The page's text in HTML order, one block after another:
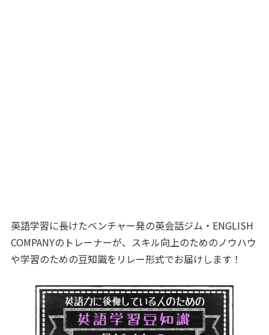
英語学習に長けたベンチャー発の英会話ジム・ENGLISH
COMPANYのトレーナーが、スキル向上のためのノウハウ
や学習のための豆知識をリレー形式でお届けします！